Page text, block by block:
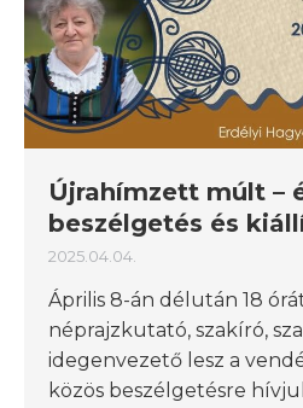
Újrahímzett múlt –
beszélgetés és
2025.04.04.
Április 8-án délután 18
néprajzkutató, szakíró,
idegenvezető lesz a
közös beszélgetésre